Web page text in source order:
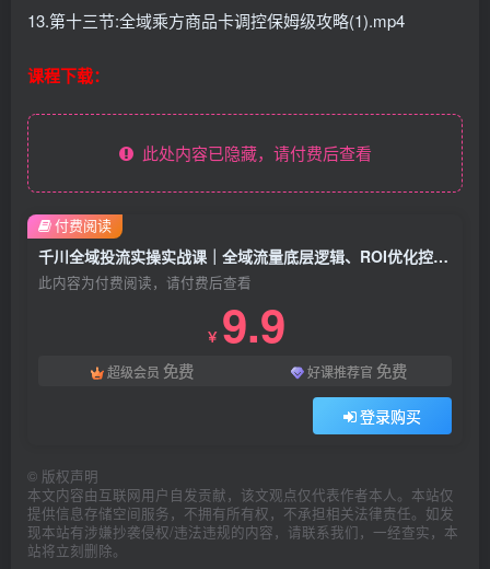
13.第十三节:全域乘方商品卡调控保姆级攻略(1).mp4
课程下载：
此处内容已隐藏，请付费后查看
千川全域投流实操实战课｜全域流量底层逻辑、ROI优化控消耗、品牌推广、新号起量、商品卡&乘方全流程落地
此内容为付费阅读，请付费后查看
￥ 9.9
超级会员 免费 好课推荐官 免费
登录购买
付费阅读
© 版权声明
本文内容由互联网用户自发贡献，该文观点仅代表作者本人。本站仅
提供信息存储空间服务，不拥有所有权，不承担相关法律责任。如发
现本站有涉嫌抄袭侵权/违法违规的内容，请联系我们，一经查实，本
站将立刻删除。